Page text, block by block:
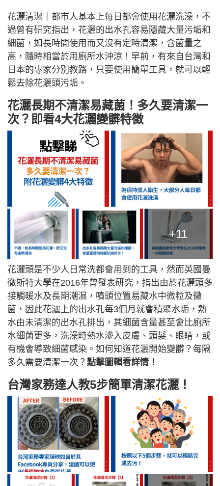
花灑清潔｜都市人基本上每日都會使用花灑洗澡，不
過曾有研究指出，花灑的出水孔容易隱藏大量污垢和
細菌，如長時間使用而又沒有定時清潔，含菌量之
高，隨時相當於用廁所水沖涼！早前，有來自台灣和
日本的專家分別教路，只要使用簡單工具，就可以輕
鬆去除花灑頭污垢。
花灑長期不清潔易藏菌！多久要清潔一
次？即看4大花灑變髒特徵
+11
花灑頭是不少人日常洗都會用到的工具，然而英國曼
徹斯特大學在2016年曾發表研究，指出由於花灑頭多
接觸暖水及長期潮濕，噴頭位置易藏水中微粒及黴
菌，因此花灑上的出水孔每3個月就會積聚水垢，熱
水由未清潔的出水孔排出，其細菌含量甚至會比廁所
水細菌更多，洗澡時熱水滲入皮膚、頭髮、眼睛，或
有機會導致細菌感染。如何知道花灑開始變髒？每隔
多久需要清潔一次？ 點擊圖輯看詳情！
台灣家務達人教5步簡單清潔花灑！